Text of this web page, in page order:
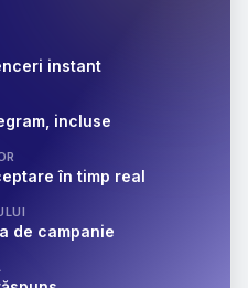
instant
incluse
în timp real
de campanie